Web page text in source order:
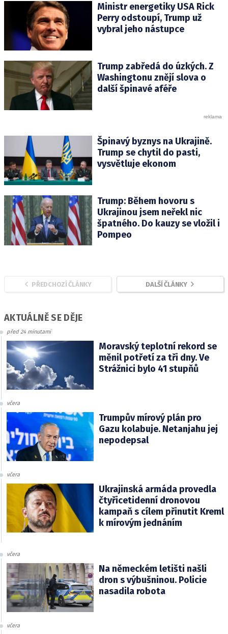
Ministr energetiky USA Rick
Perry odstoupí, Trump už
vybral jeho nástupce
Trump zabředá do úzkých. Z
Washingtonu znějí slova o
další špinavé aféře
Špinavý byznys na Ukrajině.
Trump se chytil do pasti,
vysvětluje ekonom
Trump: Během hovoru s
Ukrajinou jsem neřekl nic
špatného. Do kauzy se vložil i
Pompeo
PŘEDCHOZÍ ČLÁNKY DALŠÍ ČLÁNKY
AKTUÁLNĚ SE DĚJE
před 24 minutami
Moravský teplotní rekord se
měnil potřetí za tři dny. Ve
Strážnici bylo 41 stupňů
včera
Trumpův mírový plán pro
Gazu kolabuje. Netanjahu jej
nepodepsal
včera
Ukrajinská armáda provedla
čtyřicetidenní dronovou
kampaň s cílem přinutit Kreml
k mírovým jednáním
včera
Na německém letišti našli
dron s výbušninou. Policie
nasadila robota
včera